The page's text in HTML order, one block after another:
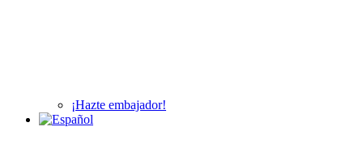
¡Hazte embajador!